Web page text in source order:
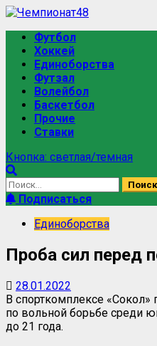
Футбол
Хоккей
Единоборства
Футзал
Волейбол
Баскетбол
Прочие
Ставки
Кнопка: светлая/темная
Подписаться
Единоборства
Проба сил перед
28.01.2022
В спорткомплексе «Сокол»
по вольной борьбе среди
до 21 года.